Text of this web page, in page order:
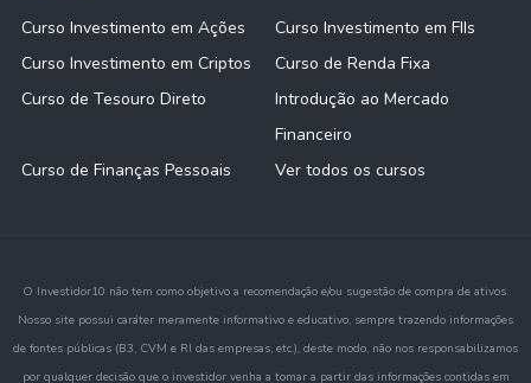
Curso Investimento em Ações
Curso Investimento em FIIs
Curso Investimento em Criptos
Curso de Renda Fixa
Curso de Tesouro Direto
Introdução ao Mercado
Financeiro
Curso de Finanças Pessoais
Ver todos os cursos
O Investidor10 não tem como objetivo a recomendação e/ou sugestão de compra de ativos.
Nosso site possui caráter meramente informativo e educativo, sempre trazendo informações
de fontes públicas (B3, CVM e RI das empresas, etc.), deste modo, não nos responsabilizamos
por qualquer decisão que o investidor venha a tomar a partir das informações contidas em